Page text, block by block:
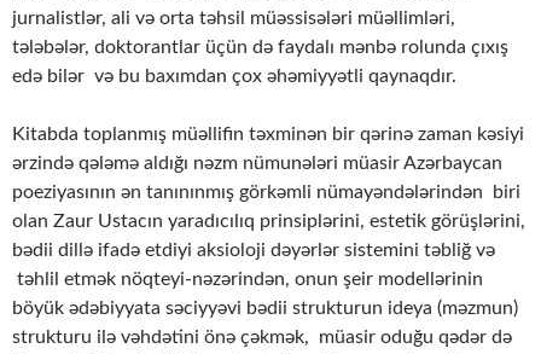
jurnalistlər, ali və orta təhsil müəssisələri müəllimləri,
tələbələr, doktorantlar üçün də faydalı mənbə rolunda çıxış
edə bilər və bu baxımdan çox əhəmiyyətli qaynaqdır.
Kitabda toplanmış müəllifin təxminən bir qərinə zaman kəsiyi
ərzində qələmə aldığı nəzm nümunələri müasir Azərbaycan
poeziyasının ən tanınınmış görkəmli nümayəndələrindən biri
olan Zaur Ustacın yaradıcılıq prinsiplərini, estetik görüşlərini,
bədii dillə ifadə etdiyi aksioloji dəyərlər sistemini təbliğ və
təhlil etmək nöqteyi-nəzərindən, onun şeir modellərinin
böyük ədəbiyyata səciyyəvi bədii strukturun ideya (məzmun)
strukturu ilə vəhdətini önə çəkmək, müasir oduğu qədər də